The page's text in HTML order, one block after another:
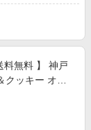
料無料 】 神戸
ッキー オリ
リマンジャロ